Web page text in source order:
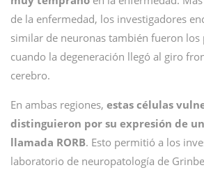
de la enfermedad, los investigadores
similar de neuronas también fueron
cuando la degeneración llegó al giro
cerebro.
En ambas regiones, estas células
distinguieron por su expresión de
llamada RORB. Esto permitió a los
laboratorio de neuropatología de